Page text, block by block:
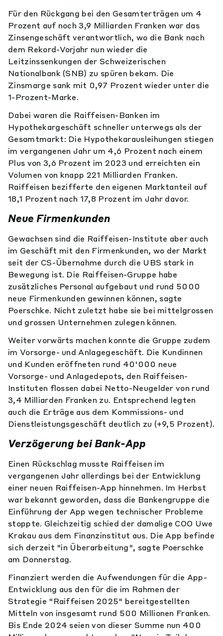
Für den Rückgang bei den Gesamterträgen um 4
Prozent auf noch 3,9 Milliarden Franken war das
Zinsengeschäft verantwortlich, wo die Bank nach
dem Rekord-Vorjahr nun wieder die
Leitzinssenkungen der Schweizerischen
Nationalbank (SNB) zu spüren bekam. Die
Zinsmarge sank mit 0,97 Prozent wieder unter die
1-Prozent-Marke.
Dabei waren die Raiffeisen-Banken im
Hypothekargeschäft schneller unterwegs als der
Gesamtmarkt: Die Hypothekarausleihungen stiegen
im vergangenen Jahr um 4,6 Prozent nach einem
Plus von 3,6 Prozent im 2023 und erreichten ein
Volumen von knapp 221 Milliarden Franken.
Raiffeisen bezifferte den eigenen Marktanteil auf
18,1 Prozent nach 17,8 Prozent im Jahr davor.
Neue Firmenkunden
Gewachsen sind die Raiffeisen-Institute aber auch
im Geschäft mit den Firmenkunden, wo der Markt
seit der CS-Übernahme durch die UBS stark in
Bewegung ist. Die Raiffeisen-Gruppe habe
zusätzliches Personal aufgebaut und rund 5000
neue Firmenkunden gewinnen können, sagte
Poerschke. Nicht zuletzt habe sie bei mittelgrossen
und grossen Unternehmen zulegen können.
Weiter vorwärts machen konnte die Gruppe zudem
im Vorsorge- und Anlagegeschäft. Die Kundinnen
und Kunden eröffneten rund 40'000 neue
Vorsorge- und Anlagedepots, den Raiffeisen-
Instituten flossen dabei Netto-Neugelder von rund
3,4 Milliarden Franken zu. Entsprechend legten
auch die Erträge aus dem Kommissions- und
Dienstleistungsgeschäft deutlich zu (+9,5 Prozent).
Verzögerung bei Bank-App
Einen Rückschlag musste Raiffeisen im
vergangenen Jahr allerdings bei der Entwicklung
einer neuen Raiffeisen-App hinnehmen. Im Herbst
war bekannt geworden, dass die Bankengruppe die
Einführung der App wegen technischer Probleme
stoppte. Gleichzeitig schied der damalige COO Uwe
Krakau aus dem Finanzinstitut aus. Die App befinde
sich derzeit "in Überarbeitung", sagte Poerschke
am Donnerstag.
Finanziert werden die Aufwendungen für die App-
Entwicklung aus den für die im Rahmen der
Strategie "Raiffeisen 2025" bereitgestellten
Mitteln von insgesamt rund 500 Millionen Franken.
Bis Ende 2024 seien von dieser Summe nun 400